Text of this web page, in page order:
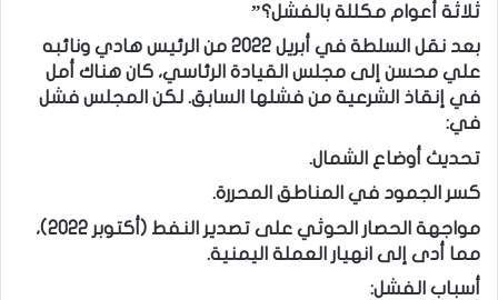
ثلاثة أعوام مكللة بالفشل؟”
بعد نقل السلطة في أبريل 2022 من الرئيس هادي ونائبه
علي محسن إلى مجلس القيادة الرئاسي، كان هناك أمل
في إنقاذ الشرعية من فشلها السابق. لكن المجلس فشل
في:
تحديث أوضاع الشمال.
كسر الجمود في المناطق المحررة.
مواجهة الحصار الحوثي على تصدير النفط (أكتوبر 2022)،
مما أدى إلى انهيار العملة اليمنية.
أسباب الفشل: